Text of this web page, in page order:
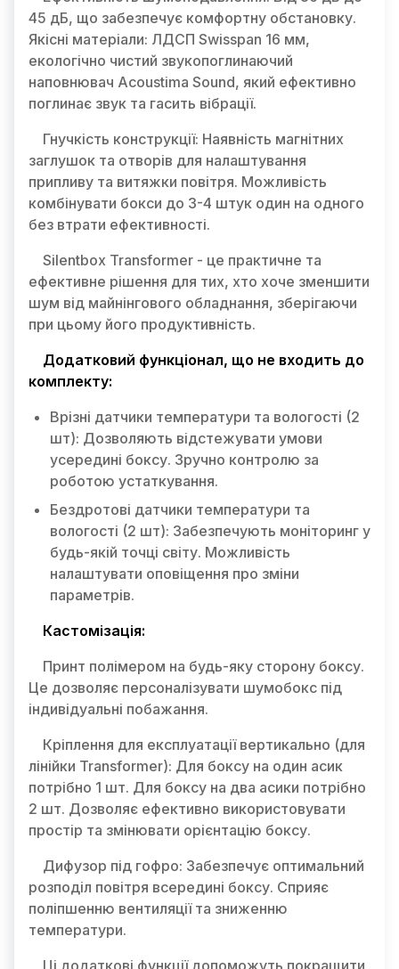
45 дБ, що забезпечує комфортну обстановку.
Якісні матеріали: ЛДСП Swisspan 16 мм,
екологічно чистий звукопоглинаючий
наповнювач Acoustima Sound, який ефективно
поглинає звук та гасить вібрації.
Гнучкість конструкції: Наявність магнітних
заглушок та отворів для налаштування
припливу та витяжки повітря. Можливість
комбінувати бокси до 3-4 штук один на одного
без втрати ефективності.
Silentbox Transformer - це практичне та
ефективне рішення для тих, хто хоче зменшити
шум від майнінгового обладнання, зберігаючи
при цьому його продуктивність.
Додатковий функціонал, що не входить до
комплекту:
Врізні датчики температури та вологості (2
шт): Дозволяють відстежувати умови
усередині боксу. Зручно контролю за
роботою устаткування.
Бездротові датчики температури та
вологості (2 шт): Забезпечують моніторинг у
будь-якій точці світу. Можливість
налаштувати оповіщення про зміни
параметрів.
Кастомізація:
Принт полімером на будь-яку сторону боксу.
Це дозволяє персоналізувати шумобокс під
індивідуальні побажання.
Кріплення для експлуатації вертикально (для
лінійки Transformer): Для боксу на один асик
потрібно 1 шт. Для боксу на два асики потрібно
2 шт. Дозволяє ефективно використовувати
простір та змінювати орієнтацію боксу.
Дифузор під гофро: Забезпечує оптимальний
розподіл повітря всередині боксу. Сприяє
поліпшенню вентиляції та зниженню
температури.
Ці додаткові функції допоможуть покращити